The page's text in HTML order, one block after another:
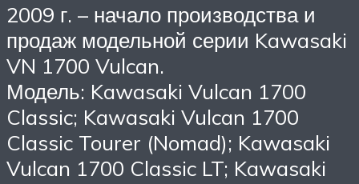
2009 г. – начало производства и
продаж модельной серии Kawasaki
VN 1700 Vulcan.
Модель: Kawasaki Vulcan 1700
Classic; Kawasaki Vulcan 1700
Classic Tourer (Nomad); Kawasaki
Vulcan 1700 Classic LT; Kawasaki